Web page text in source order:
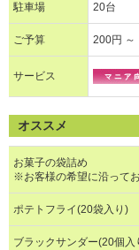
駐車場 20台
ご予算 200円 ～
サービス
オススメ
お菓子の袋詰め
※お客様の希望に沿って
ポテトフライ(20袋入り)
ブラックサンダー(20個入